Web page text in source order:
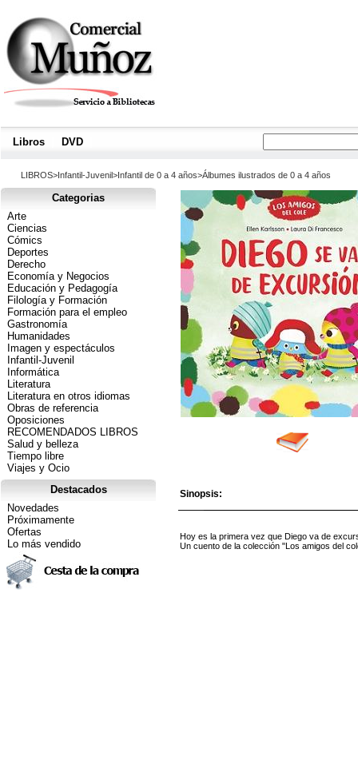
Libros DVD
LIBROS>Infantil-Juvenil>Infantil de 0 a 4 años>Álbumes ilustrados de 0 a 4 años
Categorias
Arte
Ciencias
Cómics
Deportes
Derecho
Economía y Negocios
Educación y Pedagogía
Filología y Formación
Formación para el empleo
Gastronomía
Humanidades
Imagen y espectáculos
Infantil-Juvenil
Informática
Literatura
Literatura en otros idiomas
Obras de referencia
Oposiciones
RECOMENDADOS LIBROS
Salud y belleza
Tiempo libre
Viajes y Ocio
Destacados
Novedades
Próximamente
Ofertas
Lo más vendido
Sinopsis:
Hoy es la primera vez que Diego va de
Un cuento de la colección "Los amigos del